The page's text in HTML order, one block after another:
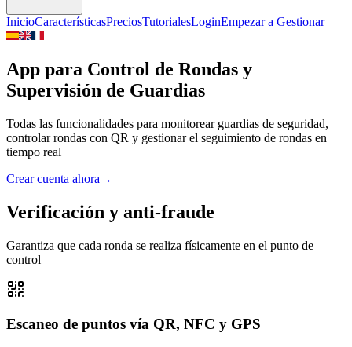
InicioCaracterísticasPreciosTutorialesLoginEmpezar a Gestionar
App para Control de Rondas y
Supervisión de Guardias
Todas las funcionalidades para monitorear guardias de seguridad,
controlar rondas con QR y gestionar el seguimiento de rondas en
tiempo real
Crear cuenta ahora →
Verificación y anti-fraude
Garantiza que cada ronda se realiza físicamente en el punto de
control
Escaneo de puntos vía QR, NFC y GPS